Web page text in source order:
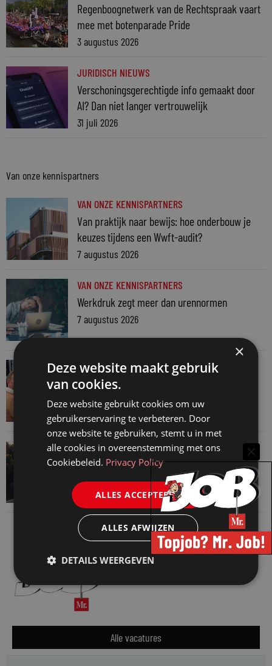
Regenboognetwerk van de Rechtspraak vaart
mee met botenparade Pride
3 augustus 2026
JURIDISCH NIEUWS
Verschoningsgerechtigde info gemaakt door
AI? Dan niet langer vertrouwelijk
31 juli 2026
Van onze kennispartners
VAN ONZE KENNISPARTNERS
Van praktijk naar bewijs: hoe onderbouw je
keuzes tijdens een Wwft-audit?
7 augustus 2026
VAN ONZE KENNISPARTNERS
Werkdruk zegt meer dan urennormen
7 augustus 2026
VAN ONZE KENNISPARTNERS
Martin Woodward: waarom geen enkel
advocatenkantoor hetzelfde kan blijven
4 augustus 2026
VAN ONZE KENNISPARTNERS
Waarom standaard carrièrepaden talent
kosten
31 juli 2026
Alle vacatures
×
Deze website maakt gebruik
van cookies.
Deze website gebruikt cookies om uw
gebruikerservaring te verbeteren. Door
onze website te gebruiken, stemt u in met
alle cookies in overeenstemming met ons
Cookiebeleid. Privacy Policy
ALLES ACCEPTEREN
ALLES AFWIJZEN
DETAILS WEERGEVEN